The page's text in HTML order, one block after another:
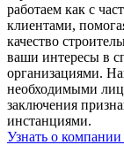
работаем как с
клиентами,
качество
ваши интересы в
организациями.
необходимыми
заключения
инстанциями.
Узнать о